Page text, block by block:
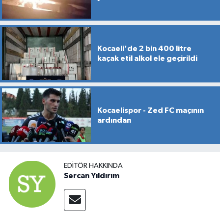
Kocaeli'de 2 bin 400 litre
kaçak etil alkol ele geçirildi
Kocaelispor - Zed FC maçının
ardından
EDITÖR HAKKINDA
Sercan Yıldırım